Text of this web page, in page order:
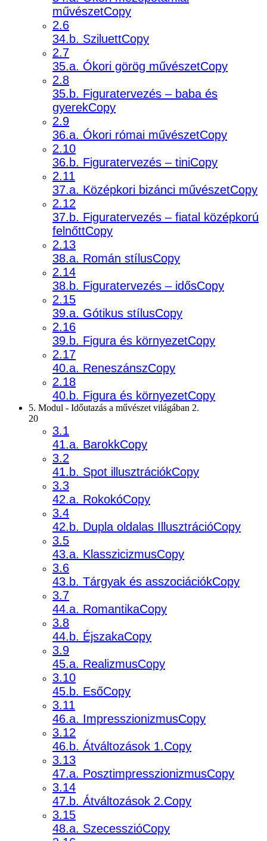
művészetCopy
2.6
34.b. SziluettCopy
2.7
35.a. Ókori görög művészetCopy
2.8
35.b. Figuratervezés – baba és
gyerekCopy
2.9
36.a. Ókori római művészetCopy
2.10
36.b. Figuratervezés – tiniCopy
2.11
37.a. Középkori bizánci művészetCopy
2.12
37.b. Figuratervezés – fiatal középkorú
felnőttCopy
2.13
38.a. Román stílusCopy
2.14
38.b. Figuratervezés – idősCopy
2.15
39.a. Gótikus stílusCopy
2.16
39.b. Figura és környezetCopy
2.17
40.a. ReneszánszCopy
2.18
40.b. Figura és környezetCopy
5. Modul - Időutazás a művészet világában 2.
20
3.1
41.a. BarokkCopy
3.2
41.b. Spot illusztrációkCopy
3.3
42.a. RokokóCopy
3.4
42.b. Dupla oldalas IllusztrációCopy
3.5
43.a. KlasszicizmusCopy
3.6
43.b. Tárgyak és asszociációkCopy
3.7
44.a. RomantikaCopy
3.8
44.b. ÉjszakaCopy
3.9
45.a. RealizmusCopy
3.10
45.b. EsőCopy
3.11
46.a. ImpresszionizmusCopy
3.12
46.b. Átváltozások 1.Copy
3.13
47.a. PosztimpresszionizmusCopy
3.14
47.b. Átváltozások 2.Copy
3.15
48.a. SzecesszióCopy